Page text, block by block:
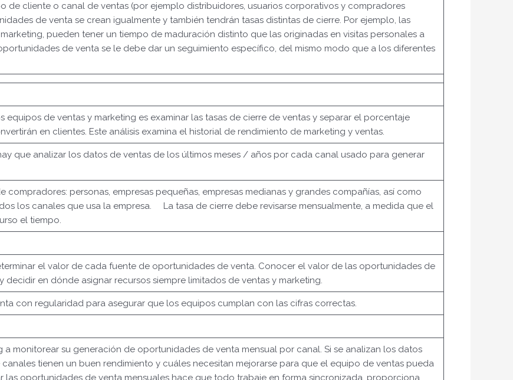
de cliente o canal de ventas (por ejemplo distribuidores, usuarios corporativos y compradores
de venta se crean igualmente y también tendrán tasas distintas de cierre. Por ejemplo, las
pueden tener un tiempo de maduración distinto que las originadas en visitas personales a
de venta se le debe dar un seguimiento específico, del mismo modo que a los diferentes
equipos de ventas y marketing es examinar las tasas de cierre de ventas y separar el porcentaje
en clientes. Este análisis examina el historial de rendimiento de marketing y ventas.
que analizar los datos de ventas de los últimos meses / años por cada canal usado para generar
compradores: personas, empresas pequeñas, empresas medianas y grandes compañías, así como
los canales que usa la empresa. La tasa de cierre debe revisarse mensualmente, a medida que el
el tiempo.
el valor de cada fuente de oportunidades de venta. Conocer el valor de las oportunidades de
en dónde asignar recursos siempre limitados de ventas y marketing.
con regularidad para asegurar que los equipos cumplan con las cifras correctas.
monitorear su generación de oportunidades de venta mensual por canal. Si se analizan los datos
tienen un buen rendimiento y cuáles necesitan mejorarse para que el equipo de ventas pueda
oportunidades de venta mensuales hace que todo trabaje en forma sincronizada, proporciona